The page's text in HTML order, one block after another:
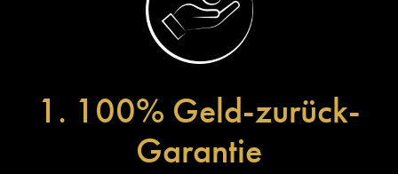
1. 100% Geld-zurück-
Garantie